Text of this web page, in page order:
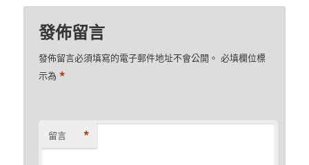
發佈留言
發佈留言必須填寫的電子郵件地址不會公開。 必填欄位標
示為*
留言 *